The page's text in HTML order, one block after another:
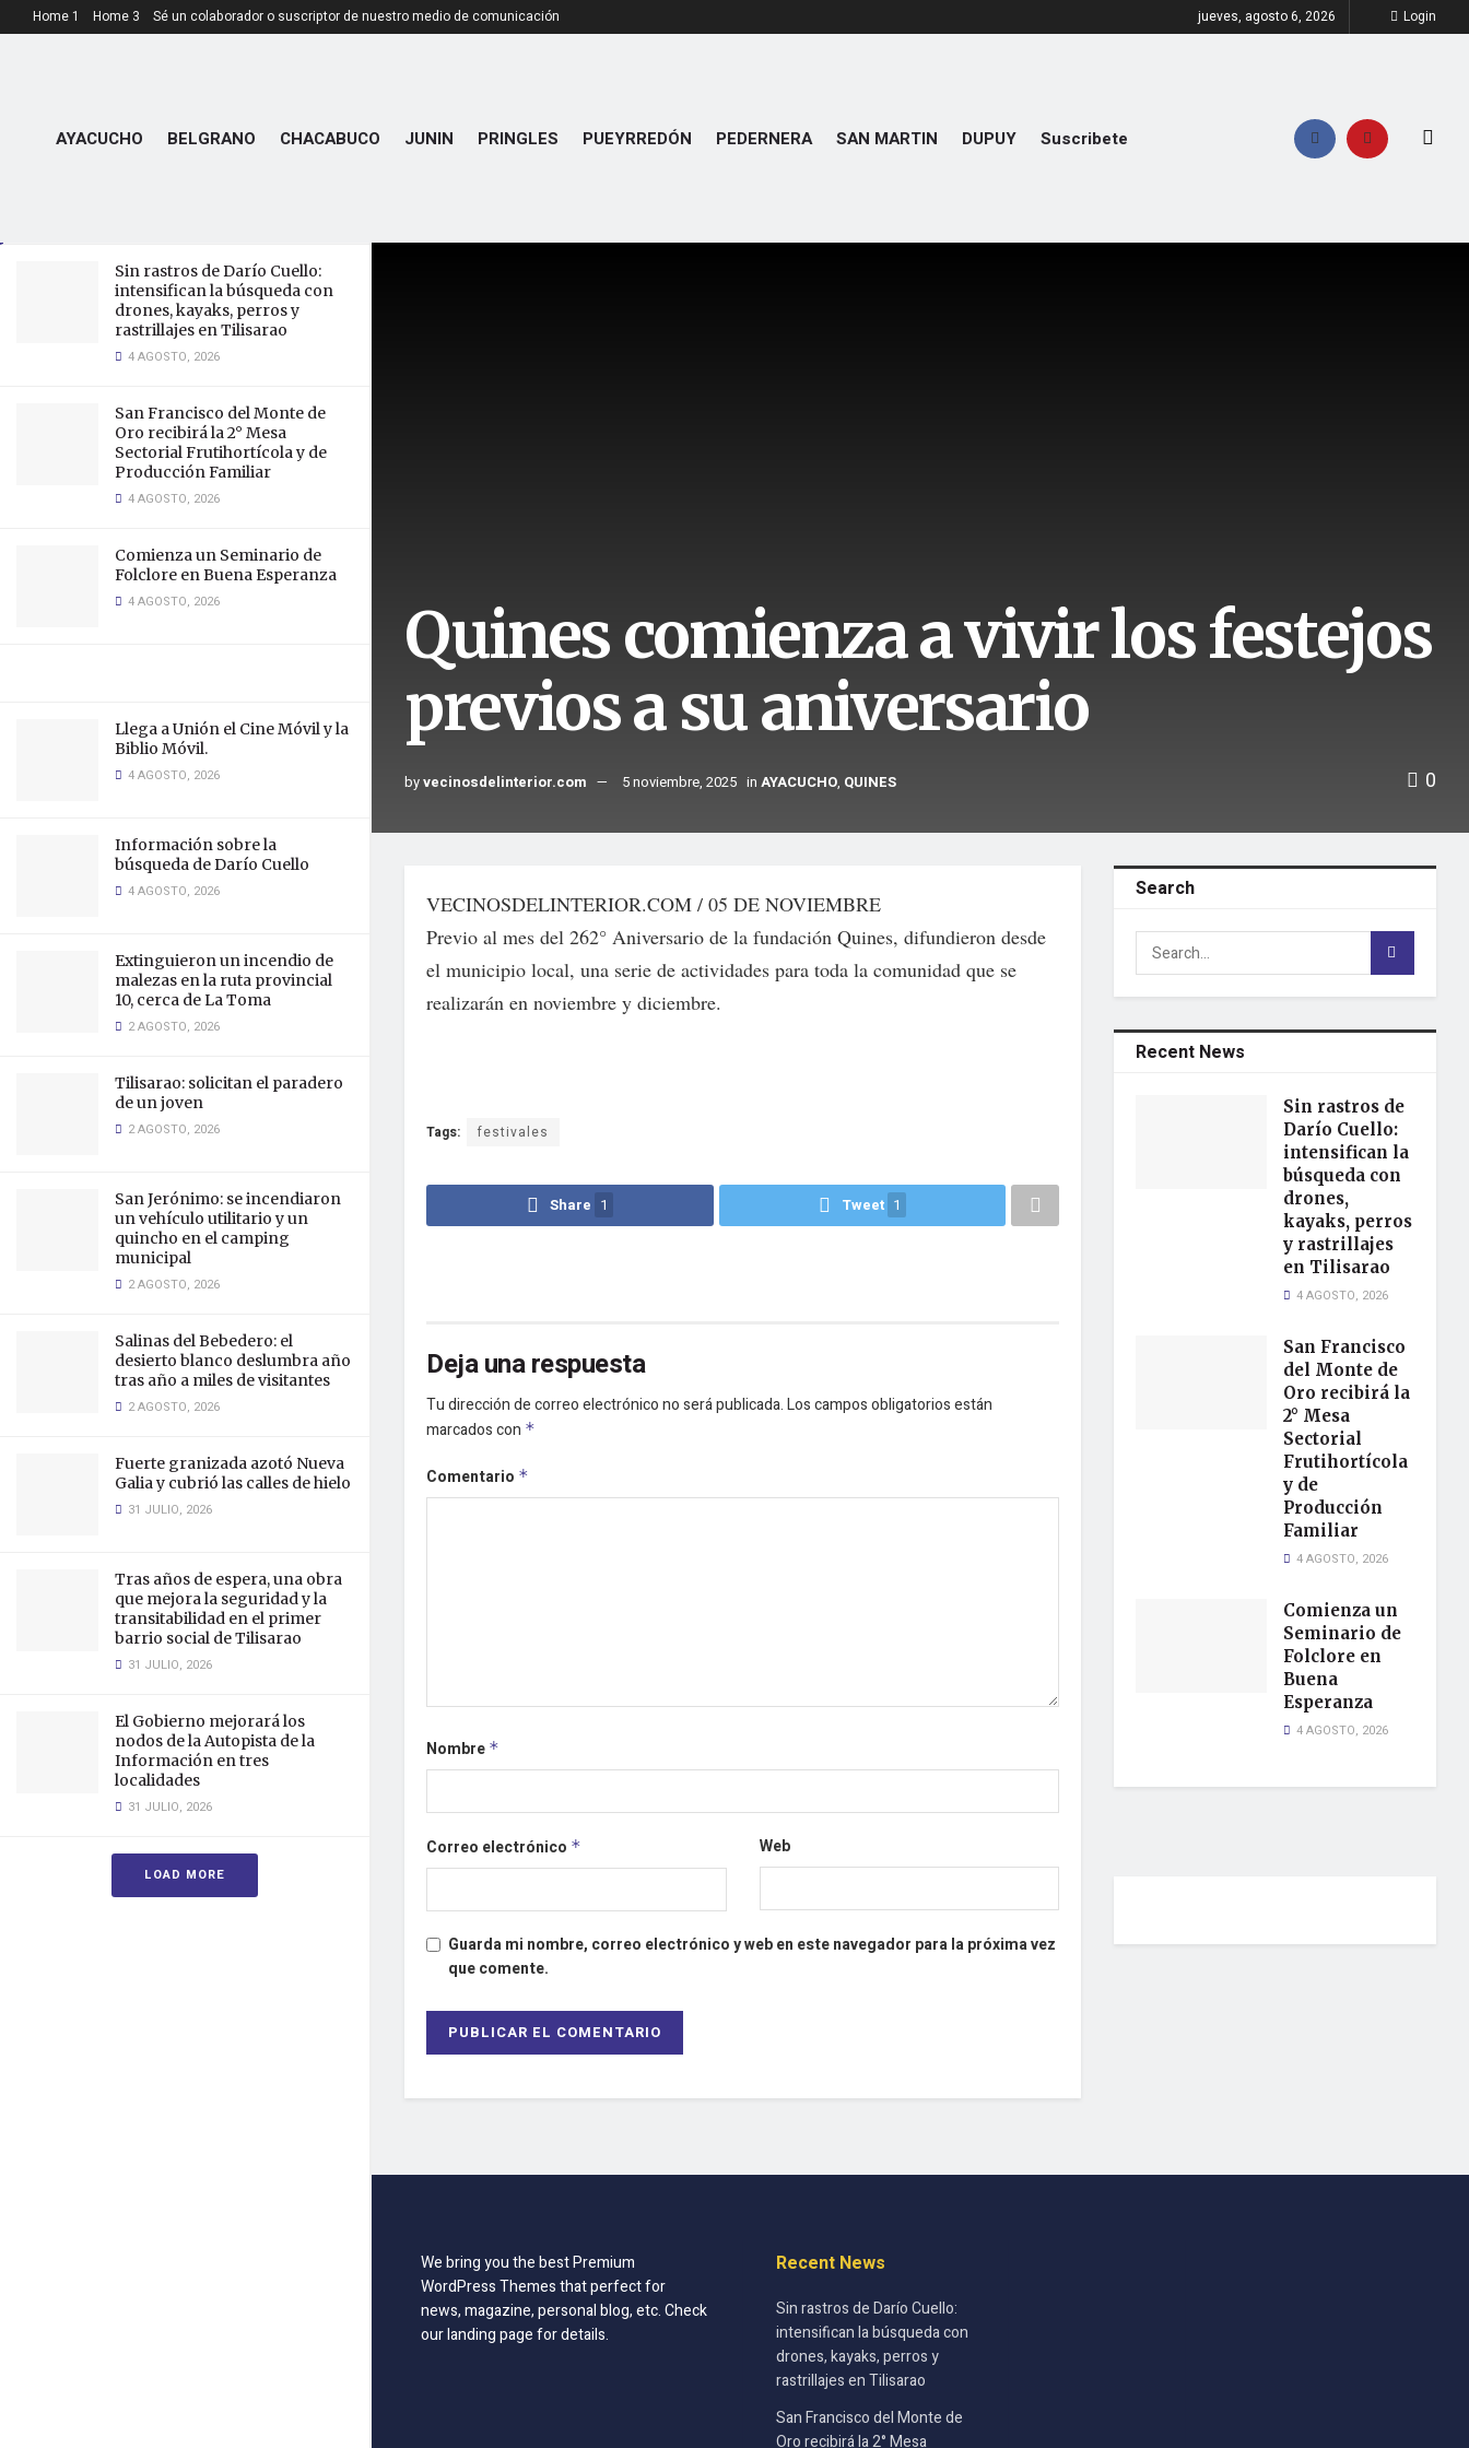
LATEST TRENDING
Quines comienza a vivir los
Sin rastros de Darío Cuello:
intensifican la búsqueda con
drones, kayaks, perros y
rastrillajes en Tilisarao
4 AGOSTO, 2026
San Francisco del Monte de
Oro recibirá la 2° Mesa
Sectorial Frutihortícola y de
Producción Familiar
4 AGOSTO, 2026
Comienza un Seminario de
Folclore en Buena Esperanza
4 AGOSTO, 2026
Llega a Unión el Cine Móvil y la
Biblio Móvil.
4 AGOSTO, 2026
Información sobre la
búsqueda de Darío Cuello
4 AGOSTO, 2026
Extinguieron un incendio de
malezas en la ruta provincial
10, cerca de La Toma
2 AGOSTO, 2026
Tilisarao: solicitan el paradero
de un joven
2 AGOSTO, 2026
San Jerónimo: se incendiaron
un vehículo utilitario y un
quincho en el camping
municipal
2 AGOSTO, 2026
Salinas del Bebedero: el
desierto blanco deslumbra año
tras año a miles de visitantes
2 AGOSTO, 2026
Fuerte granizada azotó Nueva
Galia y cubrió las calles de hielo
31 JULIO, 2026
Tras años de espera, una obra
que mejora la seguridad y la
transitabilidad en el primer
barrio social de Tilisarao
31 JULIO, 2026
El Gobierno mejorará los
nodos de la Autopista de la
Información en tres
localidades
31 JULIO, 2026
LOAD MORE
Home 1 Home 3 Sé un colaborador o suscriptor de nuestro medio de comunicación jueves, agosto 6, 2026 Login
AYACUCHO BELGRANO CHACABUCO JUNIN PRINGLES PUEYRREDÓN PEDERNERA SAN MARTIN DUPUY Suscribete
Quines comienza a vivir los festejos
previos a su aniversario
byvecinosdelinterior.com 5 noviembre, 2025 in AYACUCHO, QUINES 0
VECINOSDELINTERIOR.COM / 05 DE NOVIEMBRE
Previo al mes del 262° Aniversario de la fundación Quines, difundieron desde
el municipio local, una serie de actividades para toda la comunidad que se
realizarán en noviembre y diciembre.
Tags: festivales
Share 1 Tweet 1
Deja una respuesta
Tu dirección de correo electrónico no será publicada.Los campos obligatorios están
marcados con *
Comentario *
Nombre *
Correo electrónico * Web
Guarda mi nombre, correo electrónico y web en este navegador para la próxima vez
que comente.
Search
Recent News
Sin rastros de
Darío Cuello:
intensifican la
búsqueda con
drones,
kayaks, perros
y rastrillajes
en Tilisarao
4 AGOSTO, 2026
San Francisco
del Monte de
Oro recibirá la
2° Mesa
Sectorial
Frutihortícola
y de
Producción
Familiar
4 AGOSTO, 2026
Comienza un
Seminario de
Folclore en
Buena
Esperanza
4 AGOSTO, 2026
We bring you the best Premium
WordPress Themes that perfect for
news, magazine, personal blog, etc. Check
our landing page for details.
Recent News
Sin rastros de Darío Cuello:
intensifican la búsqueda con
drones, kayaks, perros y
rastrillajes en Tilisarao
San Francisco del Monte de
Oro recibirá la 2° Mesa